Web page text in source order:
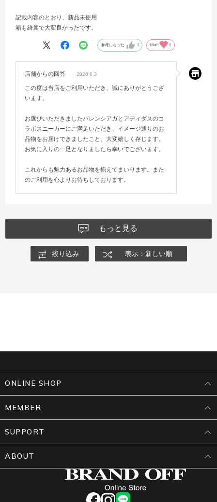
記載内容のとおり、新品未使用
箱も綺麗で大変良かったです。
参考になった 1 Like! 0
店舗からの回答 2026.8.3
この度は当店をご利用いただき、誠にありがとうござ
います。
お選びいただきましたバレンシアガとアディダスのコ
ラボスニーカーにご満足いただき、イメージ通りのお
品物をお届けできましたこと、大変嬉しく存じます。
お気に入りの一足となりましたら幸いでございます。
これからも魅力あるお品物を揃えてまいります。また
のご利用を心よりお待ちしております。
もっと見る
絞り込み 表示：新しい順
facebookinstagram
LINE
ONLINE SHOP
MEMBER
SUPPORT
ABOUT